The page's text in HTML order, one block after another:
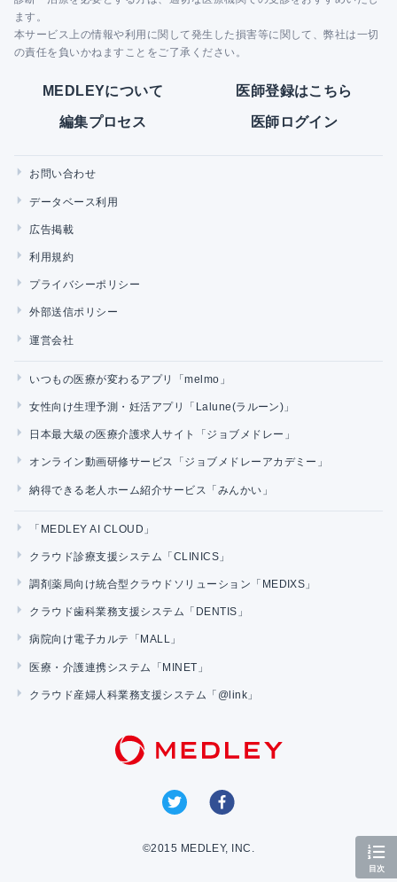
ます。
本サービス上の情報や利用に関して発生した損害等に関して、弊社は一切
の責任を負いかねますことをご了承ください。
MEDLEYについて 医師登録はこちら
編集プロセス 医師ログイン
お問い合わせ
データベース利用
広告掲載
利用規約
プライバシーポリシー
外部送信ポリシー
運営会社
いつもの医療が変わるアプリ「melmo」
女性向け生理予測・妊活アプリ「Lalune(ラルーン)」
日本最大級の医療介護求人サイト「ジョブメドレー」
オンライン動画研修サービス「ジョブメドレーアカデミー」
納得できる老人ホーム紹介サービス「みんかい」
「MEDLEY AI CLOUD」
クラウド診療支援システム「CLINICS」
調剤薬局向け統合型クラウドソリューション「MEDIXS」
クラウド歯科業務支援システム「DENTIS」
病院向け電子カルテ「MALL」
医療・介護連携システム「MINET」
クラウド産婦人科業務支援システム「@link」
©2015 MEDLEY, INC.
目次